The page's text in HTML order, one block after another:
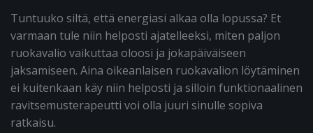
Tuntuuko siltä, että energiasi alkaa olla lopussa? Et
varmaan tule niin helposti ajatelleeksi, miten paljon
ruokavalio vaikuttaa oloosi ja jokapäiväiseen
jaksamiseen. Aina oikeanlaisen ruokavalion löytäminen
ei kuitenkaan käy niin helposti ja silloin funktionaalinen
ravitsemusterapeutti voi olla juuri sinulle sopiva
ratkaisu.